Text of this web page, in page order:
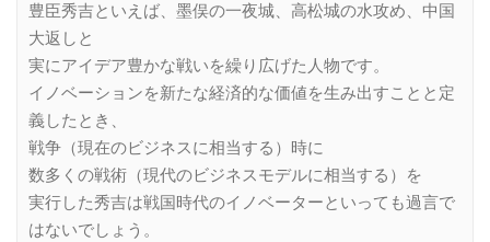
豊臣秀吉といえば、墨俣の一夜城、高松城の水攻め、中国
大返しと
実にアイデア豊かな戦いを繰り広げた人物です。
イノベーションを新たな経済的な価値を生み出すことと定
義したとき、
戦争（現在のビジネスに相当する）時に
数多くの戦術（現代のビジネスモデルに相当する）を
実行した秀吉は戦国時代のイノベーターといっても過言で
はないでしょう。